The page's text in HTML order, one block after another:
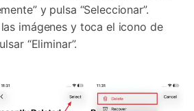
y pulsa “Seleccionar”.
imágenes y toca el icono de
“Eliminar”.